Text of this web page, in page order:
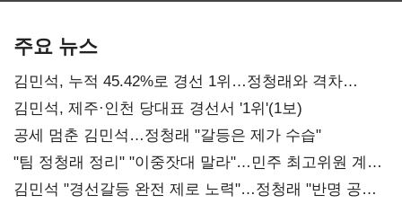
주요 뉴스
김민석, 누적 45.42%로 경선 1위…정청래와 격차
0.86%p(2보)
김민석, 제주·인천 당대표 경선서 '1위'(1보)
공세 멈춘 김민석…정청래 "갈등은 제가 수습"
"팀 정청래 정리" "이중잣대 말라"…민주 최고위원 계파
다툼 격화
김민석 "경선갈등 완전 제로 노력"…정청래 "반명 공세